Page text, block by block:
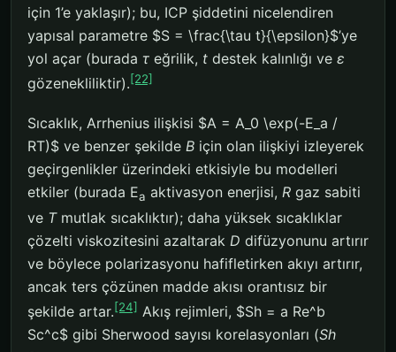
için 1’e yaklaşır); bu, ICP şiddetini nicelendiren
yapısal parametre $S = \frac{\tau t}{\epsilon}$’ye
yol açar (burada τ eğrilik, t destek kalınlığı ve ε
gözenekliliktir).[22]
Sıcaklık, Arrhenius ilişkisi $A = A_0 \exp(-E_a /
RT)$ ve benzer şekilde B için olan ilişkiyi izleyerek
geçirgenlikler üzerindeki etkisiyle bu modelleri
etkiler (burada Ea aktivasyon enerjisi, R gaz sabiti
ve Tmutlak sıcaklıktır); daha yüksek sıcaklıklar
çözelti viskozitesini azaltarak D difüzyonunu artırır
ve böylece polarizasyonu hafifletirken akıyı artırır,
ancak ters çözünen madde akısı orantısız bir
şekilde artar.[24] Akış rejimleri, $Sh = a Re^b
Sc^c$ gibi Sherwood sayısı korelasyonları (Sh